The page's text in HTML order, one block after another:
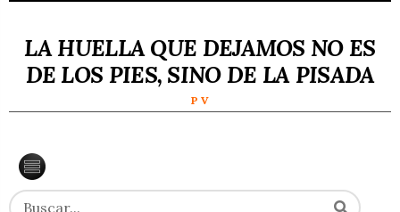
LA HUELLA QUE DEJAMOS NO ES
DE LOS PIES, SINO DE LA PISADA
P V